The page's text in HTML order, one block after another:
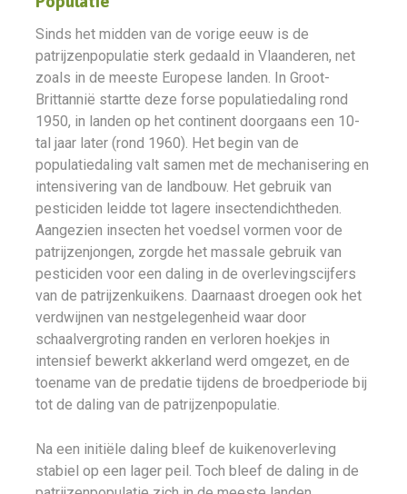
Sinds het midden van de vorige eeuw is de
patrijzenpopulatie sterk gedaald in Vlaanderen, net
zoals in de meeste Europese landen. In Groot-
Brittannië startte deze forse populatiedaling rond
1950, in landen op het continent doorgaans een 10-
tal jaar later (rond 1960). Het begin van de
populatiedaling valt samen met de mechanisering en
intensivering van de landbouw. Het gebruik van
pesticiden leidde tot lagere insectendichtheden.
Aangezien insecten het voedsel vormen voor de
patrijzenjongen, zorgde het massale gebruik van
pesticiden voor een daling in de overlevingscijfers
van de patrijzenkuikens. Daarnaast droegen ook het
verdwijnen van nestgelegenheid waar door
schaalvergroting randen en verloren hoekjes in
intensief bewerkt akkerland werd omgezet, en de
toename van de predatie tijdens de broedperiode bij
tot de daling van de patrijzenpopulatie.
Na een initiële daling bleef de kuikenoverleving
stabiel op een lager peil. Toch bleef de daling in de